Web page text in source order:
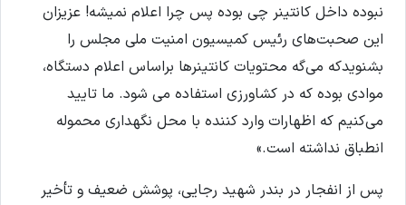
نبوده داخل کانتینر چی بوده پس چرا اعلام نمیشه! عزیزان
این صحبت‌های رئیس کمیسیون امنیت ملی مجلس را
بشنویدکه می‌گه محتویات کانتینرها براساس اعلام دستگاه،
موادی بوده که در کشاورزی استفاده می شود. ما تایید
می‌کنیم که اظهارات وارد کننده با محل نگهداری محموله
انطباق نداشته است.»
پس از انفجار در بندر شهید رجایی، پوشش ضعیف و تأخیر